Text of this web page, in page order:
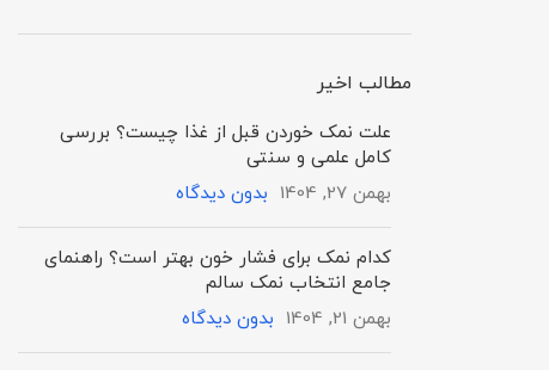
مطالب اخیر
علت نمک خوردن قبل از غذا چیست؟ بررسی
کامل علمی و سنتی
بهمن 27, 1404
بدون دیدگاه
کدام نمک برای فشار خون بهتر است؟ راهنمای
جامع انتخاب نمک سالم
بهمن 21, 1404
بدون دیدگاه